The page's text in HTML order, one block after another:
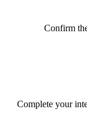
Confirm
Complete your